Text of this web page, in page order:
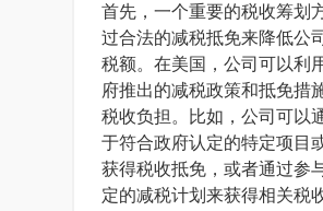
首先，一个重要的税收筹划
过合法的减税抵免来降低公
税额。在美国，公司可以利
府推出的减税政策和抵免措
税收负担。比如，公司可以
于符合政府认定的特定项目
获得税收抵免，或者通过参
定的减税计划来获得相关税